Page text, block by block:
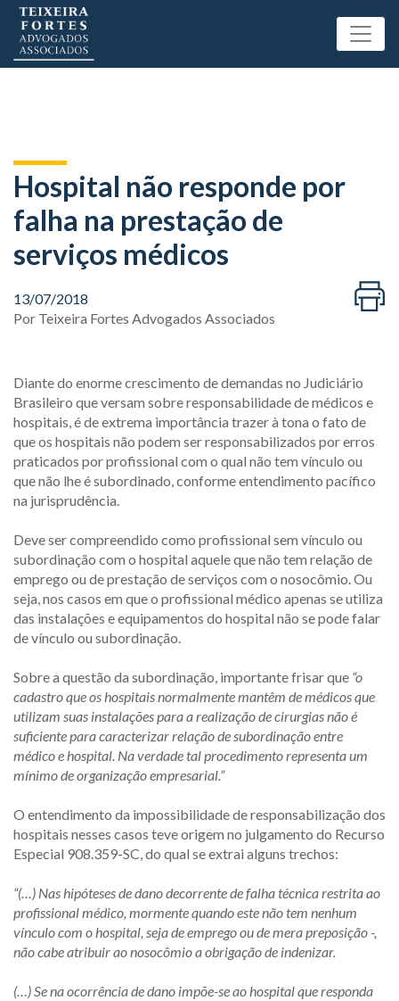
Hospital não responde por
falha na prestação de
serviços médicos
13/07/2018
Por Teixeira Fortes Advogados Associados
Diante do enorme crescimento de demandas no Judiciário
Brasileiro que versam sobre responsabilidade de médicos e
hospitais, é de extrema importância trazer à tona o fato de
que os hospitais não podem ser responsabilizados por erros
praticados por profissional com o qual não tem vínculo ou
que não lhe é subordinado, conforme entendimento pacífico
na jurisprudência.
Deve ser compreendido como profissional sem vínculo ou
subordinação com o hospital aquele que não tem relação de
emprego ou de prestação de serviços com o nosocômio. Ou
seja, nos casos em que o profissional médico apenas se utiliza
das instalações e equipamentos do hospital não se pode falar
de vínculo ou subordinação.
Sobre a questão da subordinação, importante frisar que “o
cadastro que os hospitais normalmente mantêm de médicos que
utilizam suas instalações para a realização de cirurgias não é
suficiente para caracterizar relação de subordinação entre
médico e hospital. Na verdade tal procedimento representa um
mínimo de organização empresarial.”
O entendimento da impossibilidade de responsabilização dos
hospitais nesses casos teve origem no julgamento do Recurso
Especial 908.359-SC, do qual se extrai alguns trechos:
“(…) Nas hipóteses de dano decorrente de falha técnica restrita ao
profissional médico, mormente quando este não tem nenhum
vínculo com o hospital, seja de emprego ou de mera preposição -,
não cabe atribuir ao nosocômio a obrigação de indenizar.
(…) Se na ocorrência de dano impõe-se ao hospital que responda